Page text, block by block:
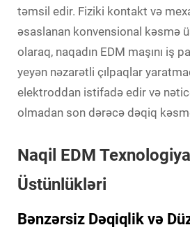
təmsil edir. Fiziki kontakt və
əsaslanan konvensional kəsmə
olaraq, naqadın EDM maşını iş
yeyən nəzarətli çılpaqlar
elektroddan istifadə edir və
olmadan son dərəcə dəqiq
Naqil EDM
Üstünlükləri
Bənzərsiz Dəqiqlik və